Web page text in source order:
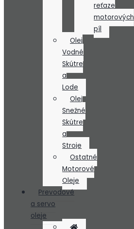
reťaze
motorových
píl
Olej
Vodné
Skútre
a
Lode
Olej
Snežné
Skútre
a
Stroje
Ostatné
Motorové
Oleje
Prevodové
a servo
oleje